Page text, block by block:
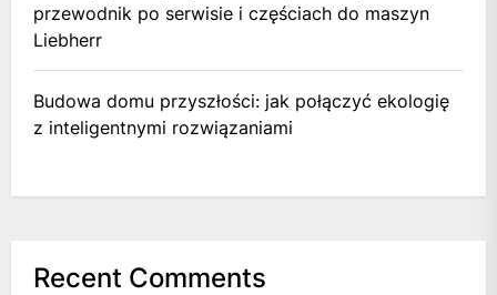
przewodnik po serwisie i częściach do maszyn
Liebherr
Budowa domu przyszłości: jak połączyć ekologię
z inteligentnymi rozwiązaniami
Recent Comments